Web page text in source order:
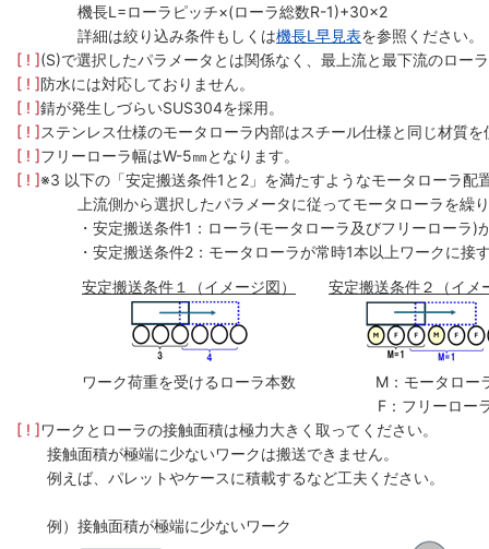
機長L=ローラピッチ×(ローラ総数R-1)+30×2
詳細は絞り込み条件もしくは機長L早見表を参照ください。
[ ! ](S)で選択したパラメータとは関係なく、最上流と最下流のロー
[ ! ]防水には対応しておりません。
[ ! ]錆が発生しづらいSUS304を採用。
[ ! ]ステンレス仕様のモータローラ内部はスチール仕様と同じ材質
[ ! ]フリーローラ幅はW-5㎜となります。
[ ! ]※3 以下の「安定搬送条件1と2」を満たすようなモータローラ配
上流側から選択したパラメータに従ってモータローラを繰
・安定搬送条件1：ローラ(モータローラ及びフリーローラ
・安定搬送条件2：モータローラが常時1本以上ワークに接
安定搬送条件１（イメージ図）
ワーク荷重を受けるローラ本数
安定搬送条件２（イメ
M：モータロー
F：フリーロー
[ ! ]ワークとローラの接触面積は極力大きく取ってください。
接触面積が極端に少ないワークは搬送できません。
例えば、パレットやケースに積載するなど工夫ください。
例）接触面積が極端に少ないワーク